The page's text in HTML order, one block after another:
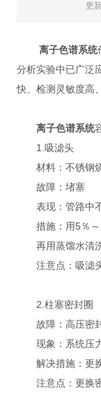
更
离子色谱系统
分析实验中已广泛
快、检测灵敏度高
离子色谱系统
1.吸滤头
材料：不锈钢烧
故障：堵塞
表现：管路中
措施：用5％～
再用蒸馏水清
注意点：吸滤头
2.柱塞密封圈
故障：高压密封
现象：系统压
解决措施：更
注意点：更换密